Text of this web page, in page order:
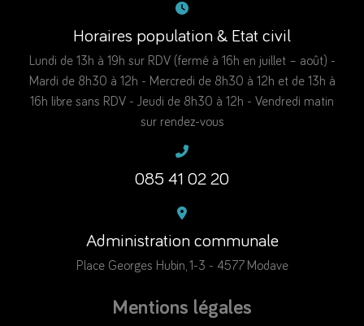
Horaires population & Etat civil
Lundi de 13h à 19h sur RDV (fermé à 16h en juillet – août) -
Mardi de 8h30 à 12h - Mercredi de 8h30 à 12h et de 13h à
16h libre sans RDV - Jeudi de 8h30 à 12h - Vendredi matin
sur rendez-vous
085 41 02 20
Administration communale
Place Georges Hubin, 1-3 - 4577 Modave
Mentions légales